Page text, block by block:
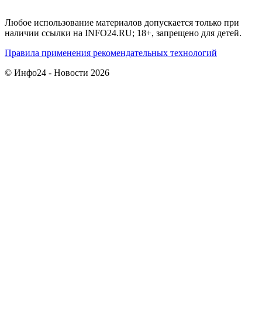
Любое использование материалов допускается только при
наличии ссылки на INFO24.RU; 18+, запрещено для детей.
Правила применения рекомендательных технологий
© Инфо24 - Новости 2026